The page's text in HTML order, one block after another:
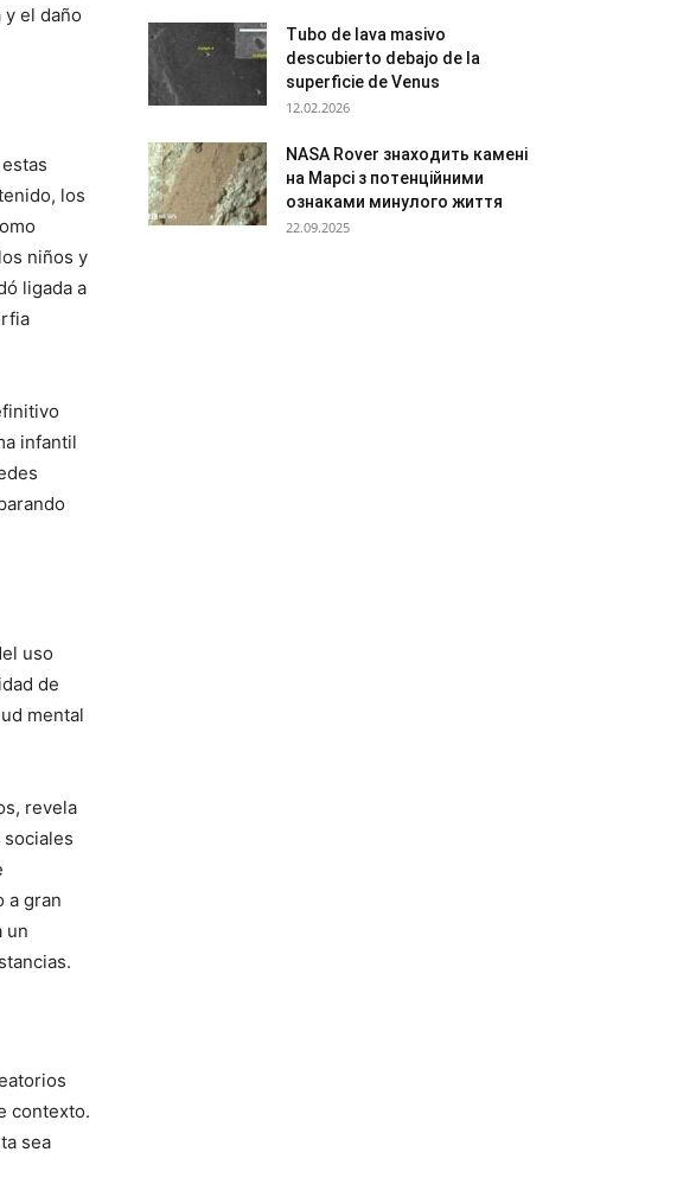
el daño
los
niños y
ligada a
infantil
uso
de
mental
revela
a gran
un
contexto.
sea
Tubo de lava masivo
descubierto debajo de la
superficie de Venus
12.02.2026
NASA Rover знаходить камені
на Марсі з потенційними
ознаками минулого життя
22.09.2025